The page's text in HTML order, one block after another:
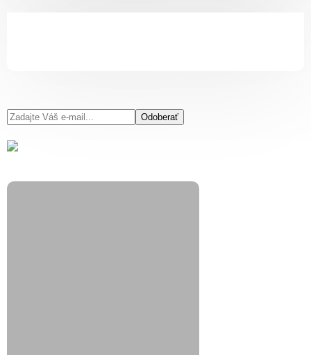
Odoberať